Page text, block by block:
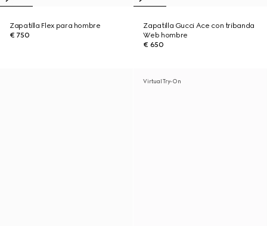
Zapatilla Flex para hombre
€ 750
Zapatilla Gucci Ace con tribanda
Web hombre
€ 650
Virtual Try-On